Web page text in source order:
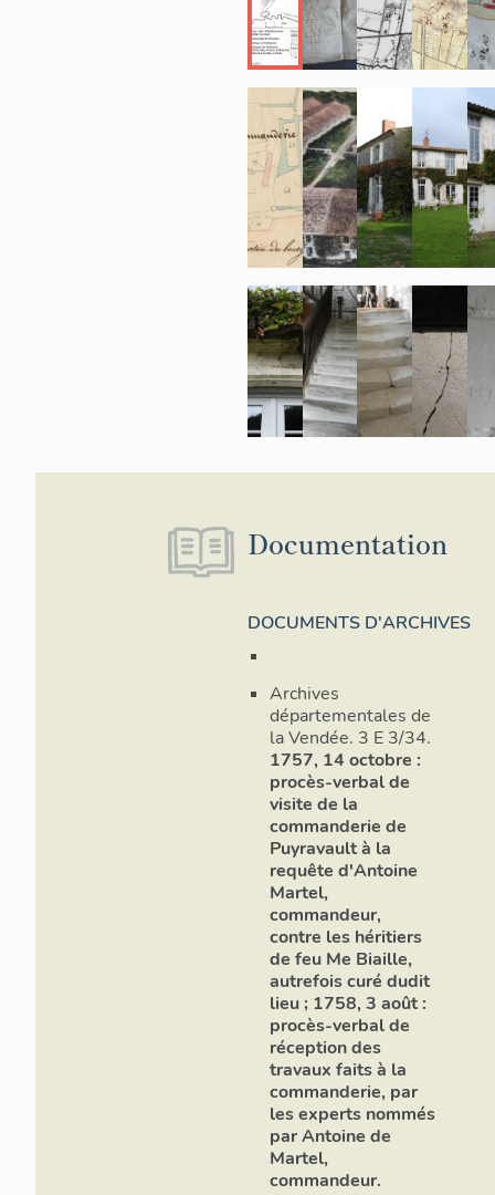
Documentation
DOCUMENTS D'ARCHIVES
Archives
départementales de
la Vendée. 3 E 3/34.
1757, 14 octobre :
procès-verbal de
visite de la
commanderie de
Puyravault à la
requête d'Antoine
Martel,
commandeur,
contre les héritiers
de feu Me Biaille,
autrefois curé dudit
lieu ; 1758, 3 août :
procès-verbal de
réception des
travaux faits à la
commanderie, par
les experts nommés
par Antoine de
Martel,
commandeur.